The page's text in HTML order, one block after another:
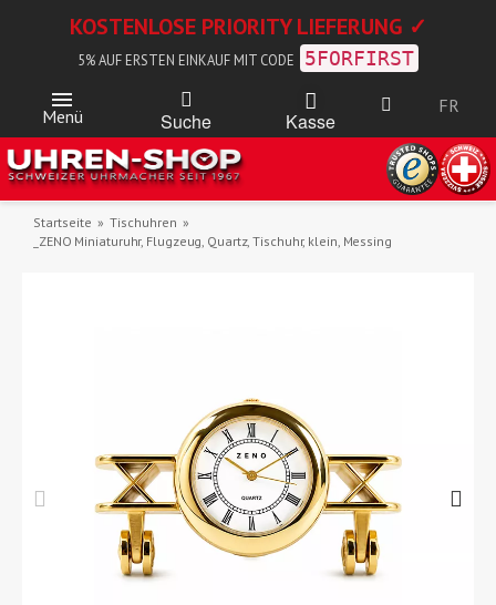
KOSTENLOSE PRIORITY LIEFERUNG ✓
5% AUF ERSTEN EINKAUF MIT CODE 5FORFIRST
Menü Suche Kasse
FR
Startseite
Tischuhren
_ZENO Miniaturuhr, Flugzeug, Quartz, Tischuhr, klein, Messing